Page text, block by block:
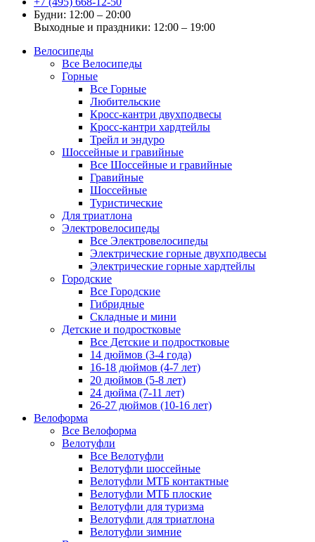
Будни: 12:00 – 20:00
Выходные и праздники: 12:00 – 19:00
Велосипеды
Все Велосипеды
Горные
Все Горные
Любительские
Кросс-кантри двухподвесы
Кросс-кантри хардтейлы
Трейл и эндуро
Шоссейные и гравийные
Все Шоссейные и гравийные
Гравийные
Шоссейные
Туристические
Для триатлона
Электровелосипеды
Все Электровелосипеды
Электрические горные двухподвесы
Электрические горные хардтейлы
Городские
Все Городские
Гибридные
Складные и мини
Детские и подростковые
Все Детские и подростковые
14 дюймов (3-4 года)
16-18 дюймов (4-7 лет)
20 дюймов (5-8 лет)
24 дюйма (7-11 лет)
26-27 дюймов (10-16 лет)
Велоформа
Все Велоформа
Велотуфли
Все Велотуфли
Велотуфли шоссейные
Велотуфли МТБ контактные
Велотуфли МТБ плоские
Велотуфли для туризма
Велотуфли для триатлона
Велотуфли зимние